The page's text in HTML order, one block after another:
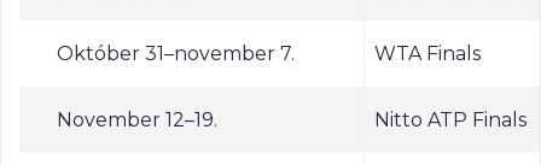
Október 31–november 7. WTA Finals
November 12–19. Nitto ATP Finals